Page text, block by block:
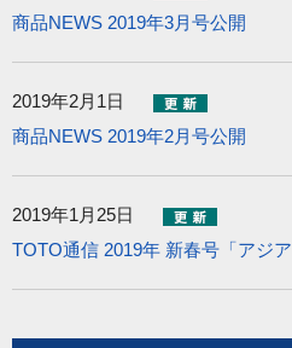
商品NEWS 2019年3月号公開
2019年2月1日
商品NEWS 2019年2月号公開
2019年1月25日
TOTO通信 2019年 新春号「アジ